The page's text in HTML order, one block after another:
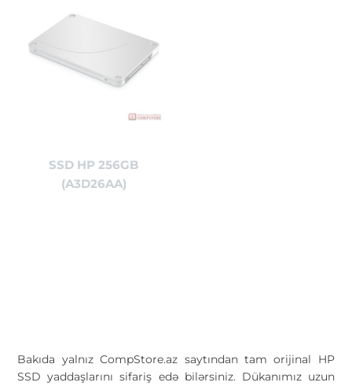
SSD HP 256GB
(A3D26AA)
Bakıda yalnız CompStore.az saytından tam orijinal HP
SSD yaddaşlarını sifariş edə bilərsiniz. Dükanımız uzun